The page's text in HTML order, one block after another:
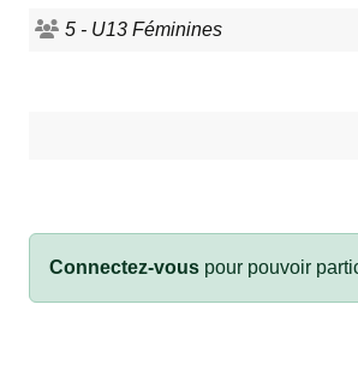
5 - U13 Féminines
Connectez-vous pour pouvoir